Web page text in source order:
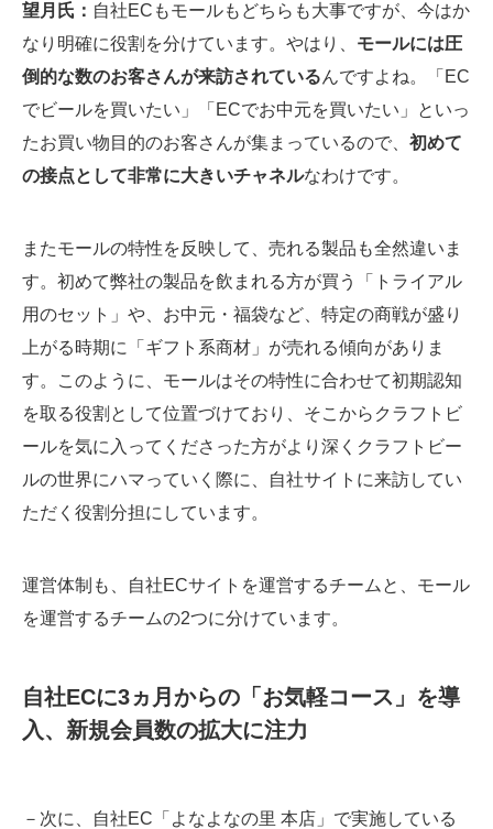
望月氏： 自社ECもモールもどちらも大事ですが、今はか
なり明確に役割を分けています。やはり、 モールには圧
倒的な数のお客さんが来訪されているんですよね。「EC
でビールを買いたい」「ECでお中元を買いたい」といっ
たお買い物目的のお客さんが集まっているので、 初めて
の接点として非常に大きいチャネルなわけです。
またモールの特性を反映して、売れる製品も全然違いま
す。初めて弊社の製品を飲まれる方が買う「トライアル
用のセット」や、お中元・福袋など、特定の商戦が盛り
上がる時期に「ギフト系商材」が売れる傾向がありま
す。このように、モールはその特性に合わせて初期認知
を取る役割として位置づけており、そこからクラフトビ
ールを気に入ってくださった方がより深くクラフトビー
ルの世界にハマっていく際に、自社サイトに来訪してい
ただく役割分担にしています。
運営体制も、自社ECサイトを運営するチームと、モール
を運営するチームの2つに分けています。
自社ECに3ヵ月からの「お気軽コース」を導
入、新規会員数の拡大に注力
－次に、自社EC「よなよなの里 本店」で実施している